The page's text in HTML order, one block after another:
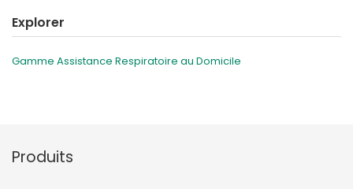
Explorer
Gamme Assistance Respiratoire au Domicile
Produits